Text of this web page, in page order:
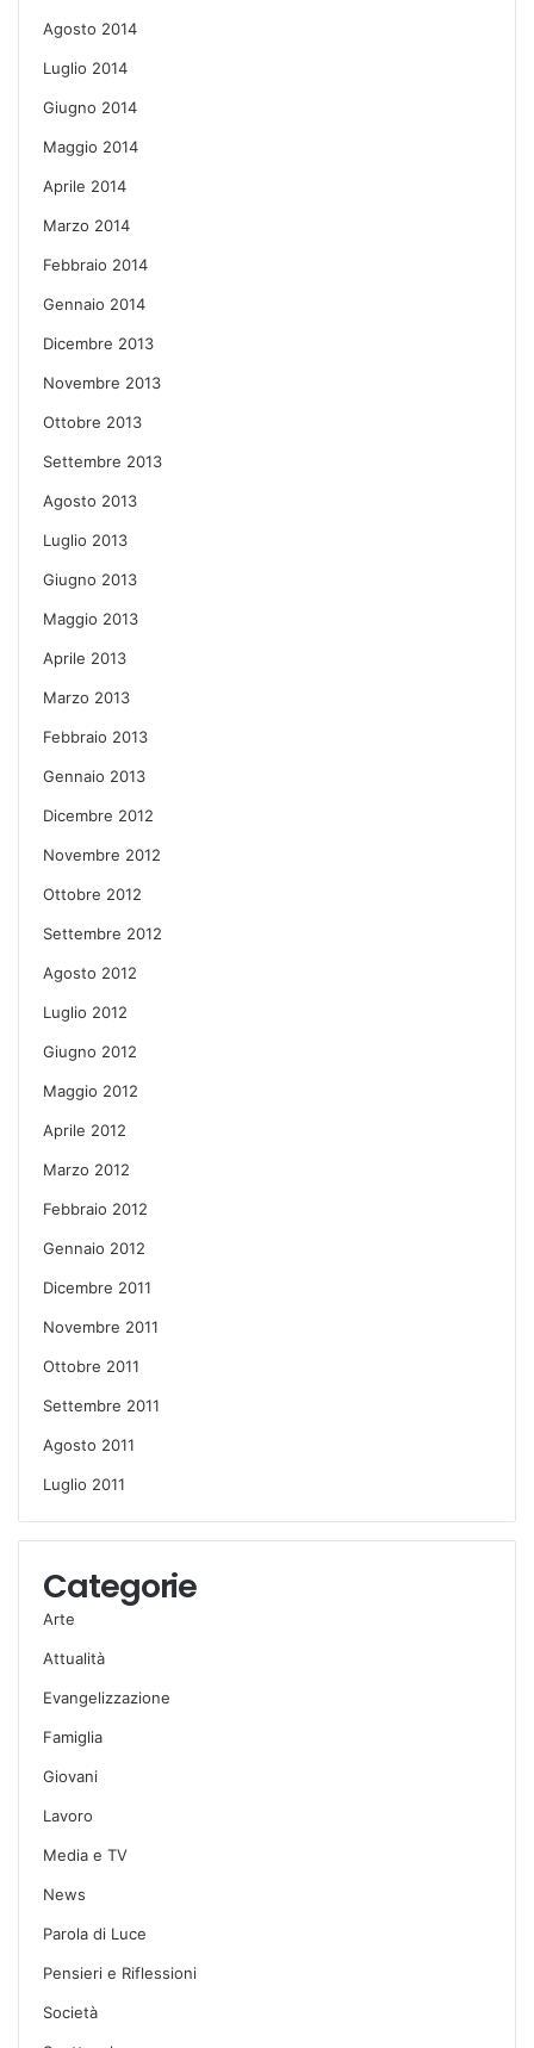
Agosto 2014
Luglio 2014
Giugno 2014
Maggio 2014
Aprile 2014
Marzo 2014
Febbraio 2014
Gennaio 2014
Dicembre 2013
Novembre 2013
Ottobre 2013
Settembre 2013
Agosto 2013
Luglio 2013
Giugno 2013
Maggio 2013
Aprile 2013
Marzo 2013
Febbraio 2013
Gennaio 2013
Dicembre 2012
Novembre 2012
Ottobre 2012
Settembre 2012
Agosto 2012
Luglio 2012
Giugno 2012
Maggio 2012
Aprile 2012
Marzo 2012
Febbraio 2012
Gennaio 2012
Dicembre 2011
Novembre 2011
Ottobre 2011
Settembre 2011
Agosto 2011
Luglio 2011
Categorie
Arte
Attualità
Evangelizzazione
Famiglia
Giovani
Lavoro
Media e TV
News
Parola di Luce
Pensieri e Riflessioni
Società